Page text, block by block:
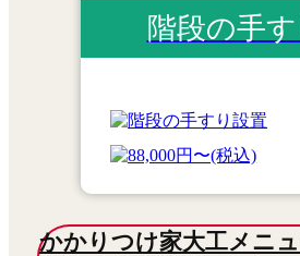
階段の手
かかりつけ家大工メニ